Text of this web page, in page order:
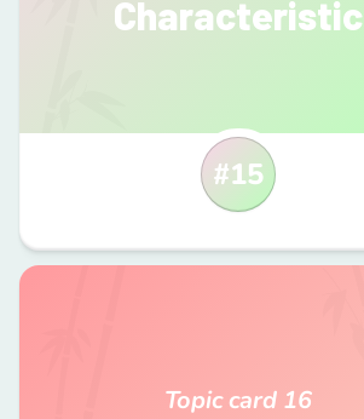
Characteristic
#15
Topic card 16